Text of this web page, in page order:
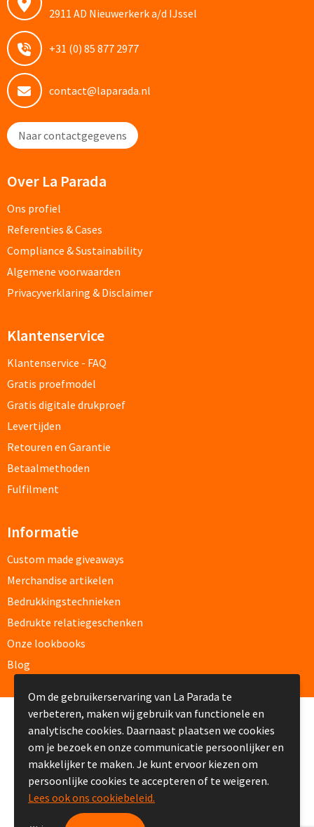
Wijnkaraffen bedrukken
Waterkaraffen bedrukken
Alle glazen
Overige drinkwaren
Cocktailsets bedrukken
Proteine shakers bedrukken
IJsblokjes bedrukken
Rietjes bedrukken
Alle drinkwaren
Custom made
Custom made drinkflessen
Lunch
Lunchboxen bedrukken
Lunchbekers bedrukken
Voedselcontainers bedrukken
Saladeboxen bedrukken
Snoep
Pepermunt bedrukken
Snoeppotten bedrukken
Snoepblikken bedrukken
2911 AD Nieuwerkerk a/d IJssel
+31 (0) 85 877 2977
contact@laparada.nl
Naar contactgegevens
Over La Parada
Ons profiel
Referenties & Cases
Compliance & Sustainability
Algemene voorwaarden
Privacyverklaring & Disclaimer
Klantenservice
Klantenservice - FAQ
Gratis proefmodel
Gratis digitale drukproef
Levertijden
Retouren en Garantie
Betaalmethoden
Fulfilment
Informatie
Custom made giveaways
Merchandise artikelen
Bedrukkingstechnieken
Bedrukte relatiegeschenken
Onze lookbooks
Blog
© Copyright La Parada 2008-2026
Om de gebruikerservaring van La Parada te
verbeteren, maken wij gebruik van functionele en
analytische cookies. Daarnaast plaatsen we cookies
om je bezoek en onze communicatie persoonlijker en
makkelijker te maken. Je kunt ervoor kiezen om
persoonlijke cookies te accepteren of te weigeren.
Lees ook ons cookiebeleid.